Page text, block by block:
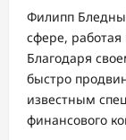
Филипп
сфере,
Благодаря
быстро
известным
финансового